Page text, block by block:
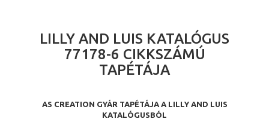
LILLY AND LUIS KATALÓGUS
77178-6 CIKKSZÁMÚ
TAPÉTÁJA
AS CREATION GYÁR TAPÉTÁJA A LILLY AND LUIS
KATALÓGUSBÓL